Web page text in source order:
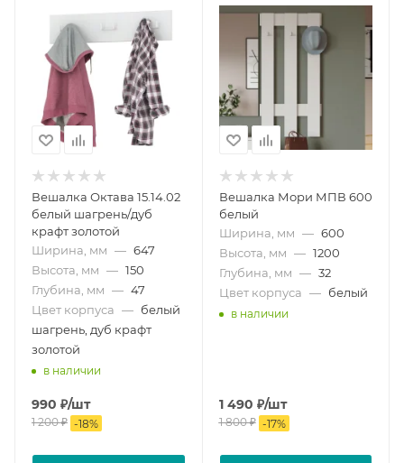
Вешалка Октава 15.14.02
белый шагрень/дуб
крафт золотой
Ширина, мм — 647
Высота, мм — 150
Глубина, мм — 47
Цвет корпуса — белый
шагрень, дуб крафт
золотой
в наличии
990 ₽/шт
1 200₽ -18%
Вешалка Мори МПВ 600
белый
Ширина, мм — 600
Высота, мм — 1200
Глубина, мм — 32
Цвет корпуса — белый
в наличии
1 490 ₽/шт
1 800₽ -17%